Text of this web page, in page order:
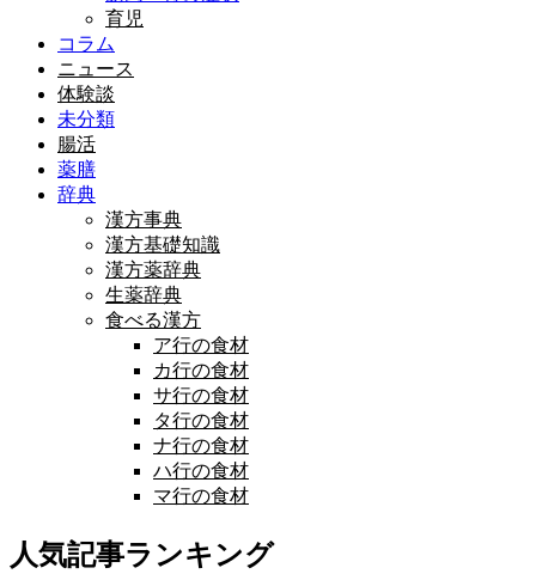
育児
コラム
ニュース
体験談
未分類
腸活
薬膳
辞典
漢方事典
漢方基礎知識
漢方薬辞典
生薬辞典
食べる漢方
ア行の食材
カ行の食材
サ行の食材
タ行の食材
ナ行の食材
ハ行の食材
マ行の食材
人気記事ランキング